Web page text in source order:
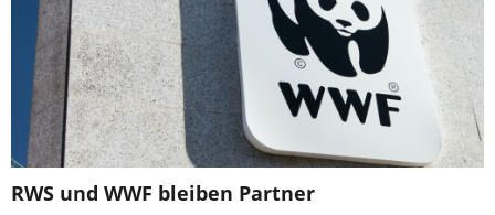
RWS und WWF bleiben Partner